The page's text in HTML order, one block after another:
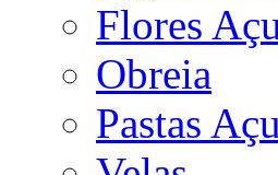
Flores
Obreia
Pastas